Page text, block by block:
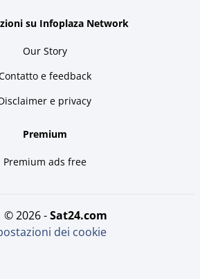
su Infoplaza Network
Our Story
e feedback
e privacy
Premium
Premium ads free
© 2026 - sat24.com
dei cookie